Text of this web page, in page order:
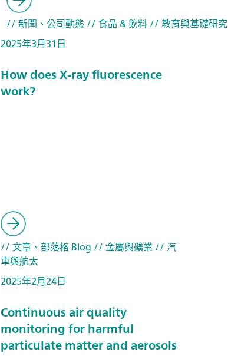
// 新聞、公司動態 // 食品 & 飲料// 教育與基礎研究
2025年3月31日
How does X-ray fluorescence
work?
// 文章、部落格 Blog // 金屬與礦業 // 汽
車與航太
2025年2月24日
Continuous air quality
monitoring for harmful
particulate matter and aerosols